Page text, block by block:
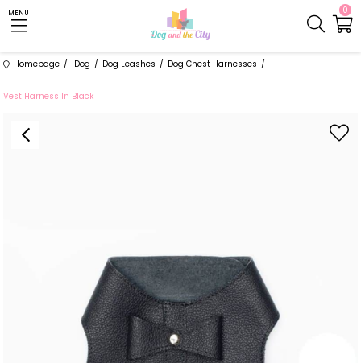
0
MENU
Homepage Dog Dog Leashes Dog Chest Harnesses
Vest Harness In Black